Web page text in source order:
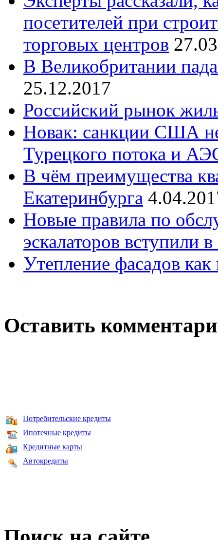
посетителей при
торговых центров
В Великобритании
25.12.2017
Российский рынок
Новак: санкции США
Турецкого потока и
В чём преимущества
Екатеринбурга
Новые правила по
эскалаторов вступили
Утепление фасадов
Оставить
Потребительские кредиты
Ипотечные кредиты
Кредитные карты
Автокредиты